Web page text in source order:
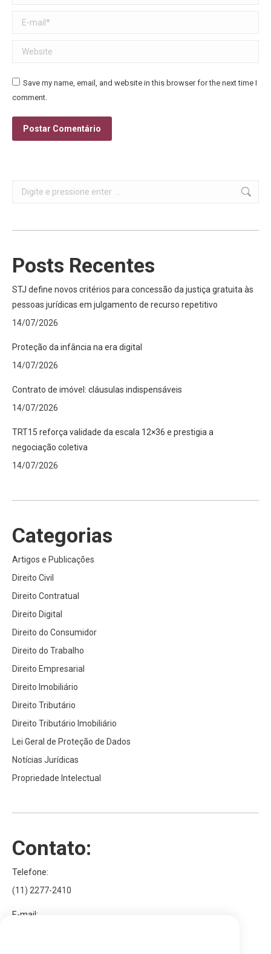
E-mail *
Website
Save my name, email, and website in this browser for the next time I
comment.
Postar Comentário
Search:
Posts Recentes
STJ define novos critérios para concessão da justiça gratuita às
pessoas jurídicas em julgamento de recurso repetitivo
14/07/2026
Proteção da infância na era digital
14/07/2026
Contrato de imóvel: cláusulas indispensáveis
14/07/2026
TRT15 reforça validade da escala 12×36 e prestigia a
negociação coletiva
14/07/2026
Categorias
Artigos e Publicações
Direito Civil
Direito Contratual
Direito Digital
Direito do Consumidor
Direito do Trabalho
Direito Empresarial
Direito Imobiliário
Direito Tributário
Direito Tributário Imobiliário
Lei Geral de Proteção de Dados
Notícias Jurídicas
Propriedade Intelectual
Contato:
Telefone:
(11) 2277-2410
E-mail: